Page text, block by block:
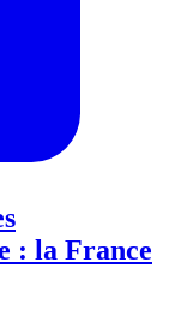
: la France